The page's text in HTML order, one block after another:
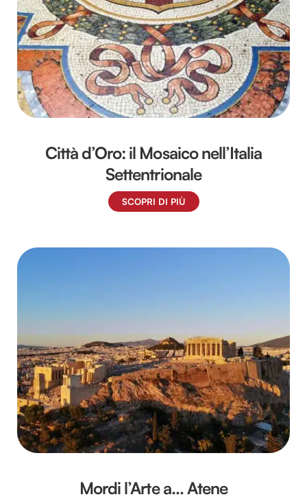
Città d’Oro: il Mosaico nell’Italia
Settentrionale
SCOPRI DI PIÙ
Mordi l’Arte a… Atene